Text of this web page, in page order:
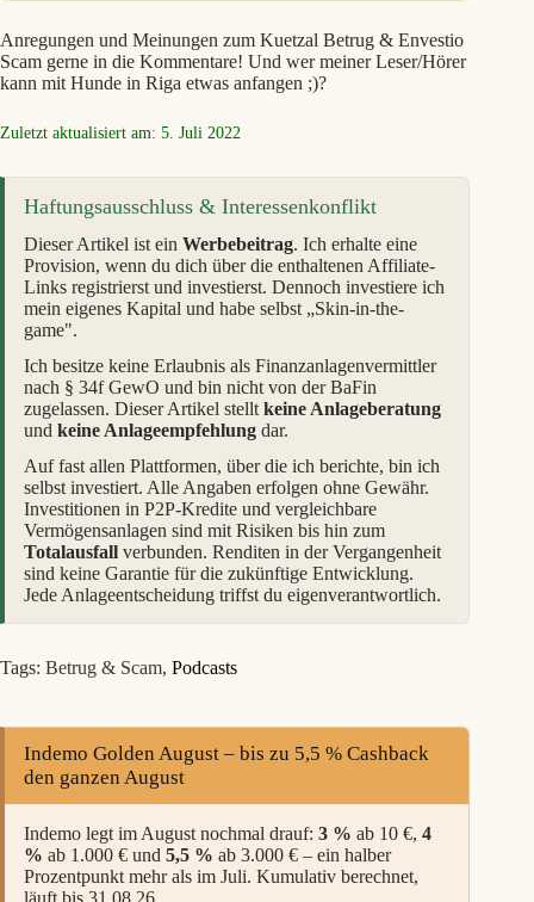
Anregungen und Meinungen zum Kuetzal Betrug & Envestio
Scam gerne in die Kommentare! Und wer meiner Leser/Hörer
kann mit Hunde in Riga etwas anfangen ;)?
Zuletzt aktualisiert am: 5. Juli 2022
Haftungsausschluss & Interessenkonflikt
Dieser Artikel ist ein Werbebeitrag. Ich erhalte eine
Provision, wenn du dich über die enthaltenen Affiliate-
Links registrierst und investierst. Dennoch investiere ich
mein eigenes Kapital und habe selbst „Skin-in-the-
game".
Ich besitze keine Erlaubnis als Finanzanlagenvermittler
nach § 34f GewO und bin nicht von der BaFin
zugelassen. Dieser Artikel stellt keine Anlageberatung
und keine Anlageempfehlung dar.
Auf fast allen Plattformen, über die ich berichte, bin ich
selbst investiert. Alle Angaben erfolgen ohne Gewähr.
Investitionen in P2P-Kredite und vergleichbare
Vermögensanlagen sind mit Risiken bis hin zum
Totalausfall verbunden. Renditen in der Vergangenheit
sind keine Garantie für die zukünftige Entwicklung.
Jede Anlageentscheidung triffst du eigenverantwortlich.
Tags: Betrug & Scam, Podcasts
Indemo Golden August – bis zu 5,5 % Cashback
den ganzen August
Indemo legt im August nochmal drauf: 3 % ab 10 €, 4
% ab 1.000 € und 5,5 % ab 3.000 € – ein halber
Prozentpunkt mehr als im Juli. Kumulativ berechnet,